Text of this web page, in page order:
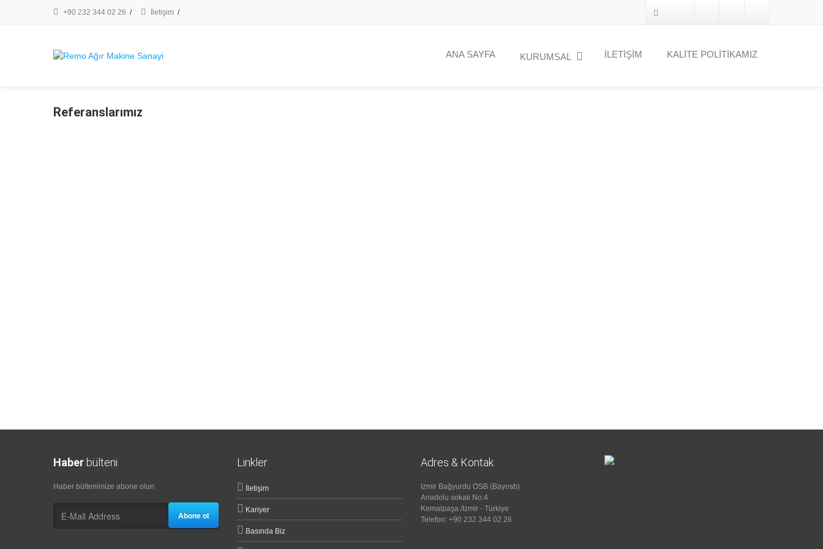
+90 232 344 02 26 / İletişim /
ANA SAYFA KURUMSAL İLETİŞİM KALİTE POLİTİKAMIZ
Referanslarımız
Haber bülteni
Haber bültenimize abone olun
Abone ol
Linkler
İletişim
Kariyer
Basında Biz
Adres & Kontak
Izmir Bağyurdu OSB (Bayosb)
Anadolu sokak No:4
Kemalpaşa /Izmir - Türkiye
Telefon: +90 232 344 02 26